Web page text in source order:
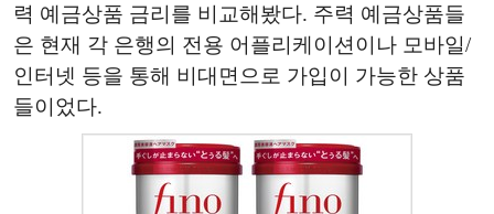
력 예금상품 금리를 비교해봤다. 주력 예금상품들
은 현재 각 은행의 전용 어플리케이션이나 모바일/
인터넷 등을 통해 비대면으로 가입이 가능한 상품
들이었다.